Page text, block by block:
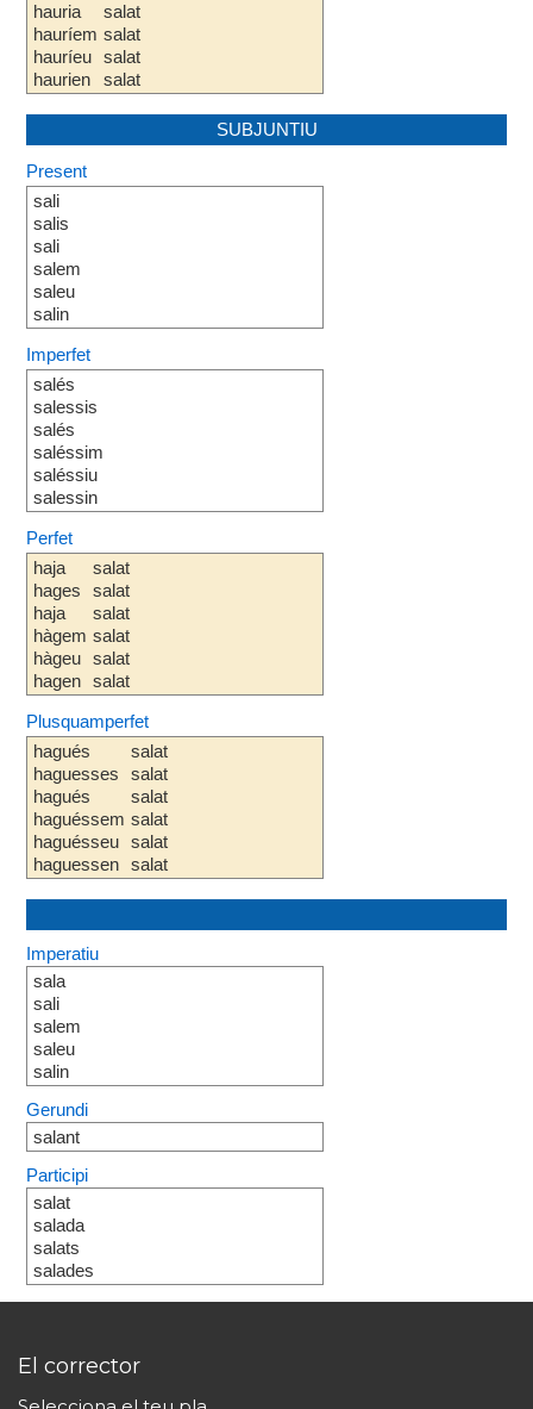
hauria
hauríem
hauríeu
haurien
salat
salat
salat
salat
SUBJUNTIU
Present
sali
salis
sali
salem
saleu
salin
Imperfet
salés
salessis
salés
saléssim
saléssiu
salessin
Perfet
haja
hages
haja
hàgem
hàgeu
hagen
salat
salat
salat
salat
salat
salat
Plusquamperfet
hagués
haguesses
hagués
haguéssem
haguésseu
haguessen
salat
salat
salat
salat
salat
salat
Imperatiu
sala
sali
salem
saleu
salin
Gerundi
salant
Participi
salat
salada
salats
salades
El corrector